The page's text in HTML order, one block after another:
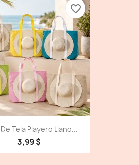
Tela Playero Llano...
3,99 $
favorite_border